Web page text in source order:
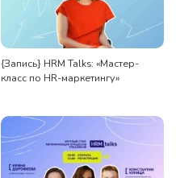
{Запись} HRM Talks: «Мастер-
класс по HR-маркетингу»